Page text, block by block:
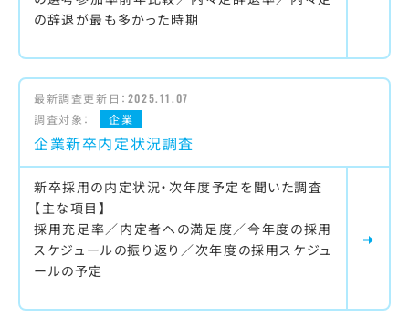
の辞退が最も多かった時期
最新調査更新日： 2025.11.07
調査対象：
企業
企業新卒内定状況調査
新卒採用の内定状況・次年度予定を聞いた調査
【主な項目】
採用充足率／内定者への満足度／今年度の採用
スケジュールの振り返り／次年度の採用スケジュ
ールの予定